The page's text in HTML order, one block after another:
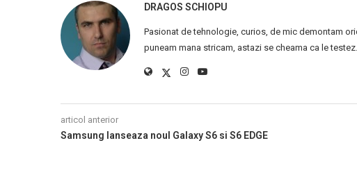
DRAGOS SCHIOPU
Pasionat de tehnologie, curios, de mic demontam
puneam mana stricam, astazi se cheama ca le testez.
articol anterior
Samsung lanseaza noul Galaxy S6 si S6 EDGE